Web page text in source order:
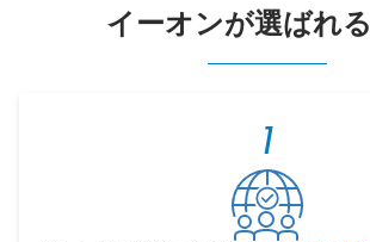
イーオンが選ばれ
1